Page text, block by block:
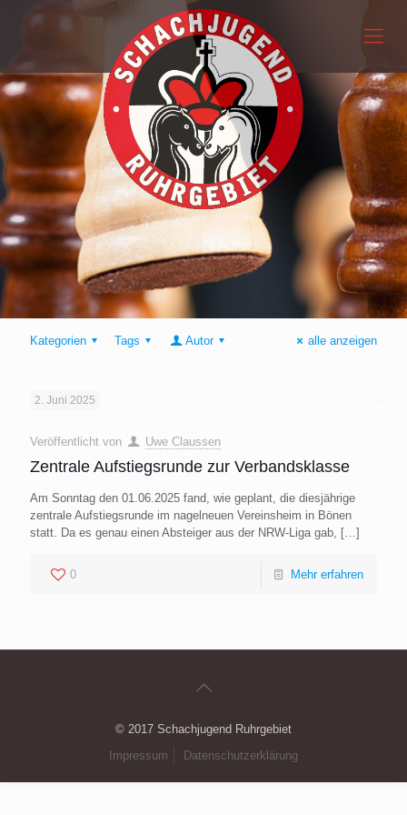
Kategorien Tags Autor alle anzeigen
2. Juni 2025
Veröffentlicht von Uwe Claussen
Zentrale Aufstiegsrunde zur Verbandsklasse
Am Sonntag den 01.06.2025 fand, wie geplant, die diesjährige
zentrale Aufstiegsrunde im nagelneuen Vereinsheim in Bönen
statt. Da es genau einen Absteiger aus der NRW-Liga gab, […]
0 Mehr erfahren
© 2017 Schachjugend Ruhrgebiet
Impressum
Datenschutzerklärung